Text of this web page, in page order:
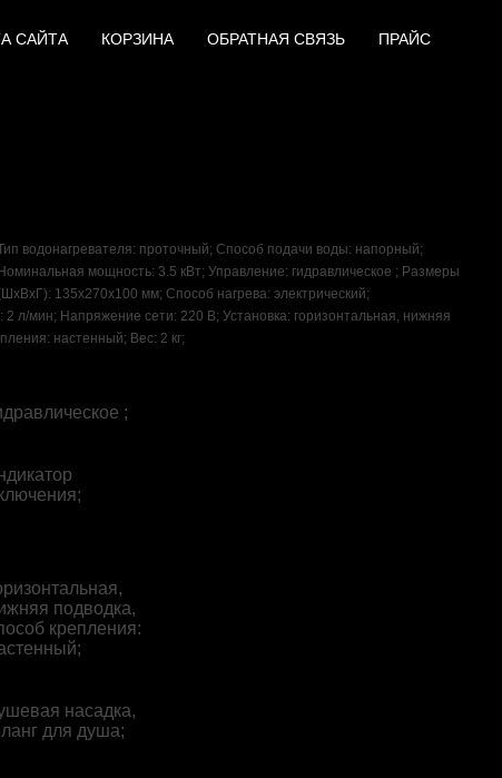
САЙТА КОРЗИНА ОБРАТНАЯ СВЯЗЬ ПРАЙС
водонагревателя: проточный; Способ подачи воды: напорный;
Номинальная мощность: 3.5 кВт; Управление: гидравлическое ; Размеры
135x270x100 мм; Способ нагрева: электрический;
2 л/мин; Напряжение сети: 220 В; Установка: горизонтальная, нижняя
настенный; Вес: 2 кг;
;
подводка,
крепления:
насадка,
для душа;